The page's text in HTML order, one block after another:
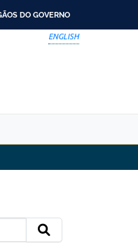
DO GOVERNO
ENGLISH